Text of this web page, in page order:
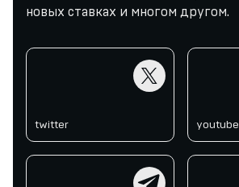
новых ставках и многом другом.
twitter youtube